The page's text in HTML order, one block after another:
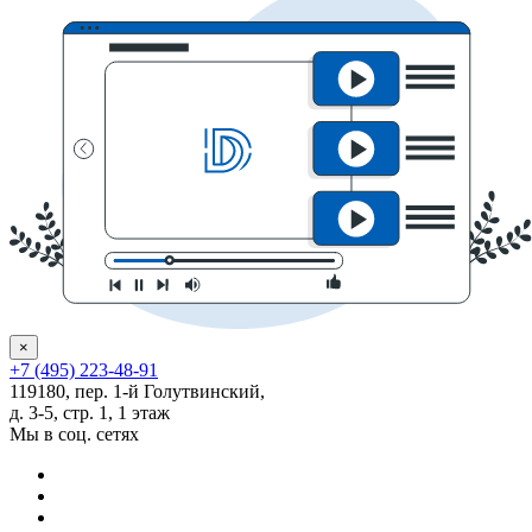
×
+7 (495) 223-48-91
119180, пер. 1-й Голутвинский,
д. 3-5, стр. 1, 1 этаж
Мы в соц. сетях